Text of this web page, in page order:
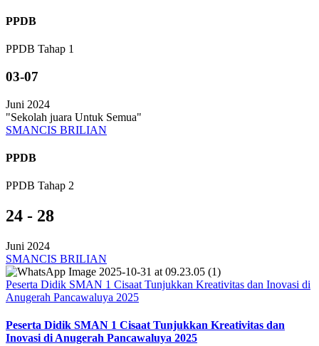
PPDB
PPDB Tahap 1
03-07
Juni 2024
"Sekolah juara Untuk Semua"
SMANCIS BRILIAN
PPDB
PPDB Tahap 2
24 - 28
Juni 2024
SMANCIS BRILIAN
Peserta Didik SMAN 1 Cisaat Tunjukkan Kreativitas dan Inovasi di
Anugerah Pancawaluya 2025
Peserta Didik SMAN 1 Cisaat Tunjukkan Kreativitas dan
Inovasi di Anugerah Pancawaluya 2025